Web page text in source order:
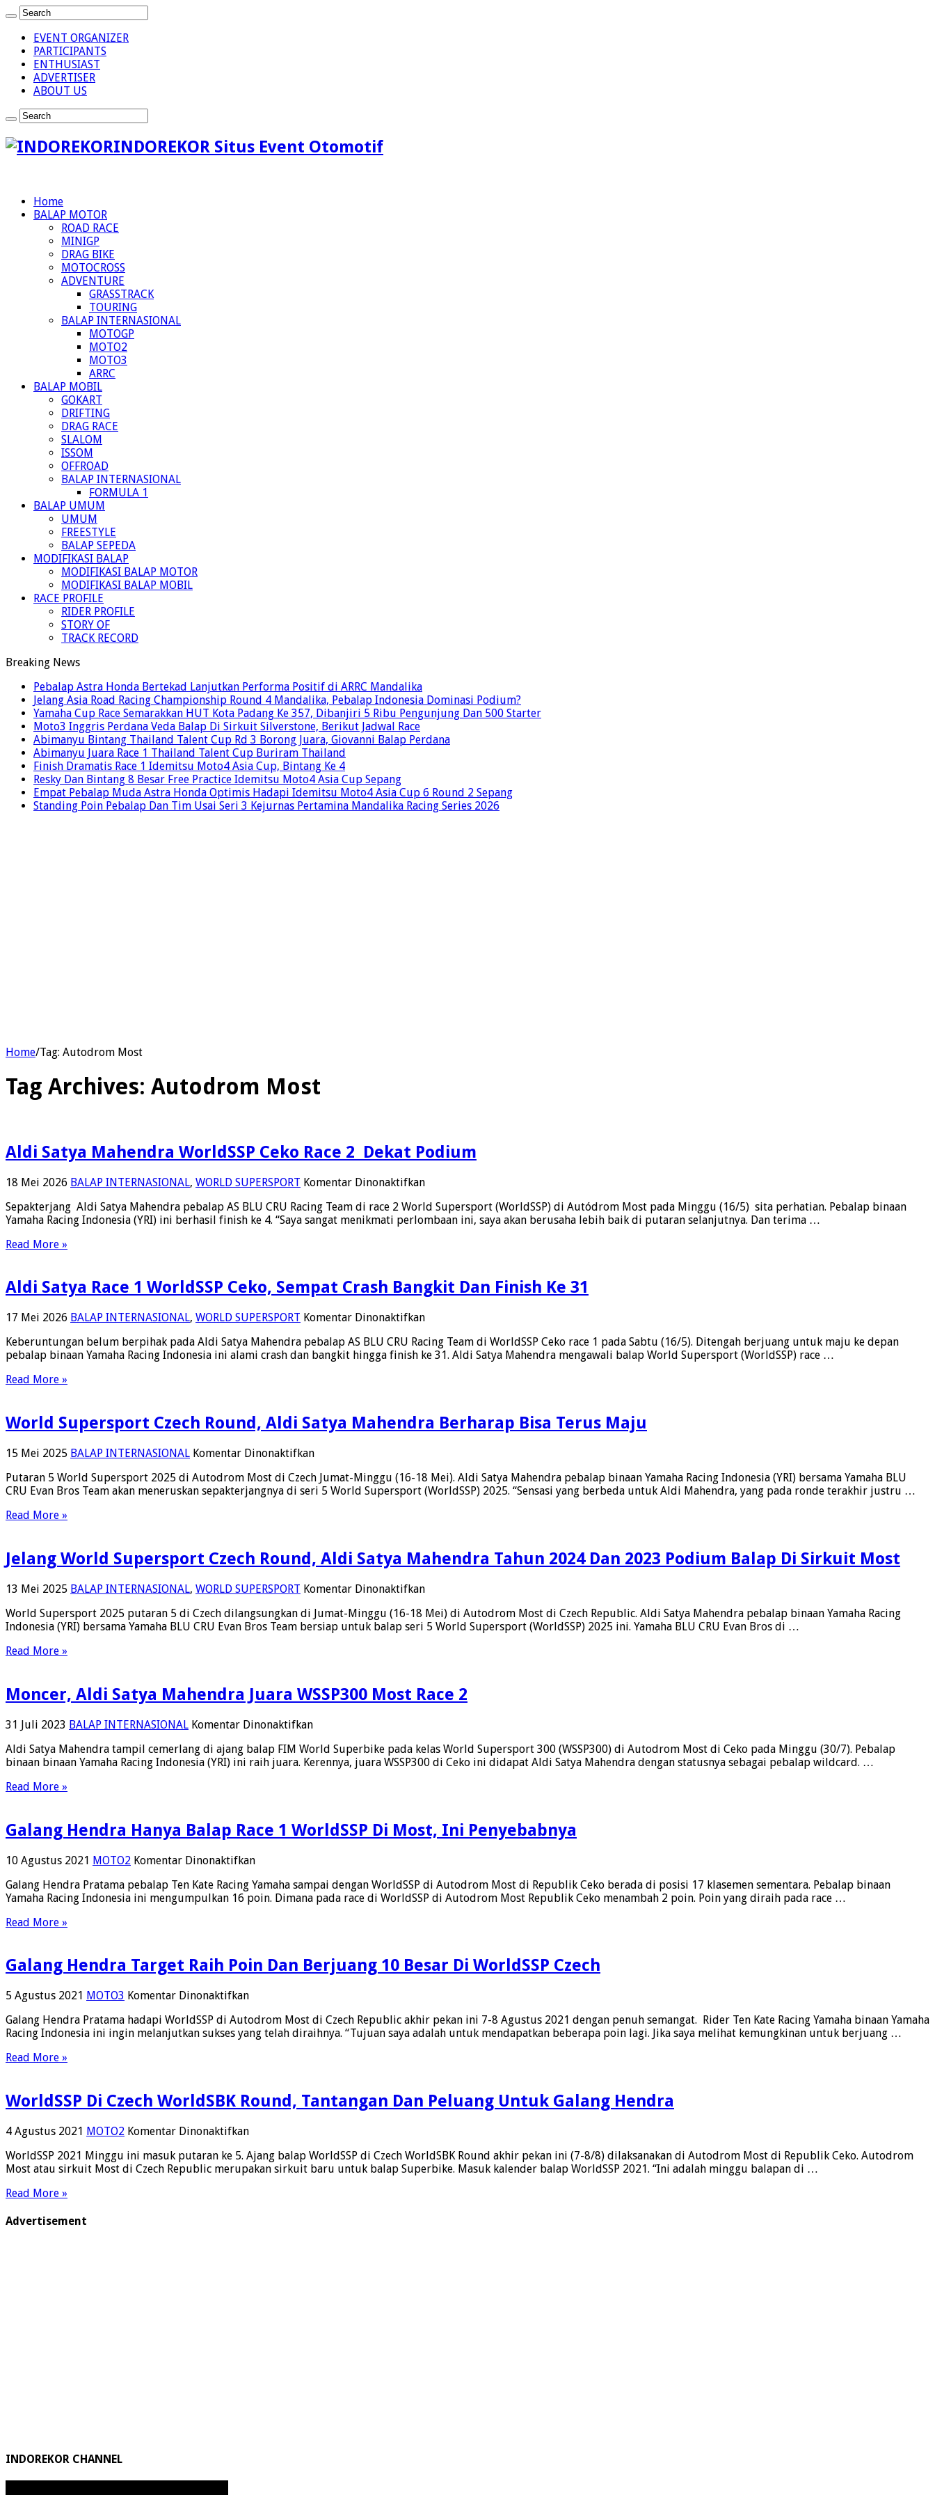
EVENT ORGANIZER
PARTICIPANTS
ENTHUSIAST
ADVERTISER
ABOUT US
INDOREKOR Situs Event Otomotif
Home
BALAP MOTOR
ROAD RACE
MINIGP
DRAG BIKE
MOTOCROSS
ADVENTURE
GRASSTRACK
TOURING
BALAP INTERNASIONAL
MOTOGP
MOTO2
MOTO3
ARRC
BALAP MOBIL
GOKART
DRIFTING
DRAG RACE
SLALOM
ISSOM
OFFROAD
BALAP INTERNASIONAL
FORMULA 1
BALAP UMUM
UMUM
FREESTYLE
BALAP SEPEDA
MODIFIKASI BALAP
MODIFIKASI BALAP MOTOR
MODIFIKASI BALAP MOBIL
RACE PROFILE
RIDER PROFILE
STORY OF
TRACK RECORD
Breaking News
Pebalap Astra Honda Bertekad Lanjutkan Performa Positif di ARRC Mandalika
Jelang Asia Road Racing Championship Round 4 Mandalika, Pebalap Indonesia Dominasi Podium?
Yamaha Cup Race Semarakkan HUT Kota Padang Ke 357, Dibanjiri 5 Ribu Pengunjung Dan 500 Starter
Moto3 Inggris Perdana Veda Balap Di Sirkuit Silverstone, Berikut Jadwal Race
Abimanyu Bintang Thailand Talent Cup Rd 3 Borong Juara, Giovanni Balap Perdana
Abimanyu Juara Race 1 Thailand Talent Cup Buriram Thailand
Finish Dramatis Race 1 Idemitsu Moto4 Asia Cup, Bintang Ke 4
Resky Dan Bintang 8 Besar Free Practice Idemitsu Moto4 Asia Cup Sepang
Empat Pebalap Muda Astra Honda Optimis Hadapi Idemitsu Moto4 Asia Cup 6 Round 2 Sepang
Standing Poin Pebalap Dan Tim Usai Seri 3 Kejurnas Pertamina Mandalika Racing Series 2026
Home/Tag: Autodrom Most
Tag Archives: Autodrom Most
Aldi Satya Mahendra WorldSSP Ceko Race 2 Dekat Podium
18 Mei 2026 BALAP INTERNASIONAL, WORLD SUPERSPORT Komentar Dinonaktifkanpada
Satya
Mahendra
Dekat
Podium
Sepakterjang Aldi Satya Mahendra pebalap AS BLU CRU Racing Team di race 2 World Supersport (WorldSSP) di Autódrom Most pada Minggu (16/5) sita perhatian. Pebalap binaan
Yamaha Racing Indonesia (YRI) ini berhasil finish ke 4. “Saya sangat menikmati perlombaan ini, saya akan berusaha lebih baik di putaran selanjutnya. Dan terima …
Read More »
Aldi Satya Race 1 WorldSSP Ceko, Sempat Crash Bangkit Dan Finish Ke 31
17 Mei 2026 BALAP INTERNASIONAL, WORLD SUPERSPORT Komentar Dinonaktifkanpada
Satya
Race
Crash
Ke
31
Keberuntungan belum berpihak pada Aldi Satya Mahendra pebalap AS BLU CRU Racing Team di WorldSSP Ceko race 1 pada Sabtu (16/5). Ditengah berjuang untuk maju ke depan
pebalap binaan Yamaha Racing Indonesia ini alami crash dan bangkit hingga finish ke 31. Aldi Satya Mahendra mengawali balap World Supersport (WorldSSP) race …
Read More »
World Supersport Czech Round, Aldi Satya Mahendra Berharap Bisa Terus Maju
15 Mei 2025 BALAP INTERNASIONAL Komentar Dinonaktifkanpada
Supersport
Czech
Berharap
Bisa
Terus
Putaran 5 World Supersport 2025 di Autodrom Most di Czech Jumat-Minggu (16-18 Mei). Aldi Satya Mahendra pebalap binaan Yamaha Racing Indonesia (YRI) bersama Yamaha BLU
CRU Evan Bros Team akan meneruskan sepakterjangnya di seri 5 World Supersport (WorldSSP) 2025. “Sensasi yang berbeda untuk Aldi Mahendra, yang pada ronde terakhir justru …
Read More »
Jelang World Supersport Czech Round, Aldi Satya Mahendra Tahun 2024 Dan 2023 Podium Balap Di Sirkuit Most
13 Mei 2025 BALAP INTERNASIONAL, WORLD SUPERSPORT Komentar Dinonaktifkanpada
World
Supersport
Mahendra
Tahun
2023
Podium
World Supersport 2025 putaran 5 di Czech dilangsungkan di Jumat-Minggu (16-18 Mei) di Autodrom Most di Czech Republic. Aldi Satya Mahendra pebalap binaan Yamaha Racing
Indonesia (YRI) bersama Yamaha BLU CRU Evan Bros Team bersiap untuk balap seri 5 World Supersport (WorldSSP) 2025 ini. Yamaha BLU CRU Evan Bros di …
Read More »
Moncer, Aldi Satya Mahendra Juara WSSP300 Most Race 2
31 Juli 2023 BALAP INTERNASIONAL Komentar Dinonaktifkanpada
Aldi
Satya
Race
2
Aldi Satya Mahendra tampil cemerlang di ajang balap FIM World Superbike pada kelas World Supersport 300 (WSSP300) di Autodrom Most di Ceko pada Minggu (30/7). Pebalap
binaan binaan Yamaha Racing Indonesia (YRI) ini raih juara. Kerennya, juara WSSP300 di Ceko ini didapat Aldi Satya Mahendra dengan statusnya sebagai pebalap wildcard. …
Read More »
Galang Hendra Hanya Balap Race 1 WorldSSP Di Most, Ini Penyebabnya
10 Agustus 2021 MOTO2 Komentar Dinonaktifkanpada
Hendra
Hanya
Di
Galang Hendra Pratama pebalap Ten Kate Racing Yamaha sampai dengan WorldSSP di Autodrom Most di Republik Ceko berada di posisi 17 klasemen sementara. Pebalap binaan
Yamaha Racing Indonesia ini mengumpulkan 16 poin. Dimana pada race di WorldSSP di Autodrom Most Republik Ceko menambah 2 poin. Poin yang diraih pada race …
Read More »
Galang Hendra Target Raih Poin Dan Berjuang 10 Besar Di WorldSSP Czech
5 Agustus 2021 MOTO3 Komentar Dinonaktifkanpada
Hendra
Target
10
Czech
Galang Hendra Pratama hadapi WorldSSP di Autodrom Most di Czech Republic akhir pekan ini 7-8 Agustus 2021 dengan penuh semangat. Rider Ten Kate Racing Yamaha binaan Yamaha
Racing Indonesia ini ingin melanjutkan sukses yang telah diraihnya. “Tujuan saya adalah untuk mendapatkan beberapa poin lagi. Jika saya melihat kemungkinan untuk berjuang …
Read More »
WorldSSP Di Czech WorldSBK Round, Tantangan Dan Peluang Untuk Galang Hendra
4 Agustus 2021 MOTO2 Komentar Dinonaktifkanpada
Di
Czech
WorldSSP 2021 Minggu ini masuk putaran ke 5. Ajang balap WorldSSP di Czech WorldSBK Round akhir pekan ini (7-8/8) dilaksanakan di Autodrom Most di Republik Ceko. Autodrom
Most atau sirkuit Most di Czech Republic merupakan sirkuit baru untuk balap Superbike. Masuk kalender balap WorldSSP 2021. “Ini adalah minggu balapan di …
Read More »
Advertisement
INDOREKOR CHANNEL